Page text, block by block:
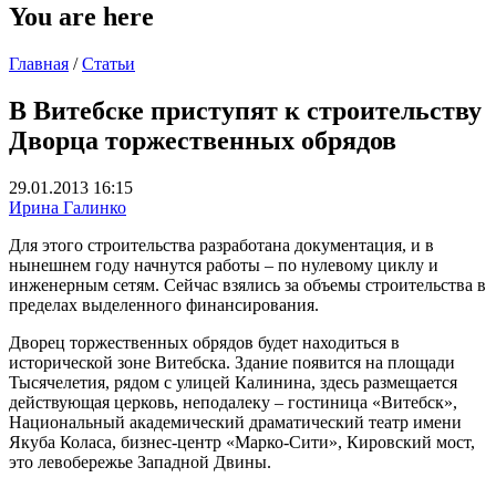
You are here
Главная / Статьи
В Витебске приступят к строительству
Дворца торжественных обрядов
29.01.2013 16:15
Ирина Галинко
Для этого строительства разработана документация, и в
нынешнем году начнутся работы – по нулевому циклу и
инженерным сетям. Сейчас взялись за объемы строительства в
пределах выделенного финансирования.
Дворец торжественных обрядов будет находиться в
исторической зоне Витебска. Здание появится на площади
Тысячелетия, рядом с улицей Калинина, здесь размещается
действующая церковь, неподалеку – гостиница «Витебск»,
Национальный академический драматический театр имени
Якуба Коласа, бизнес-центр «Марко-Сити», Кировский мост,
это левобережье Западной Двины.